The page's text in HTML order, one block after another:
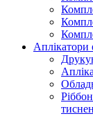
Аплікатори